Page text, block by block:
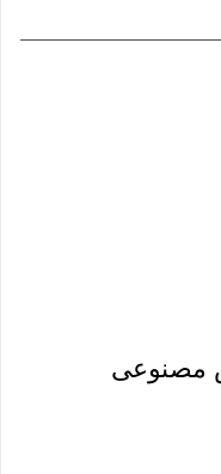
مصنوعی